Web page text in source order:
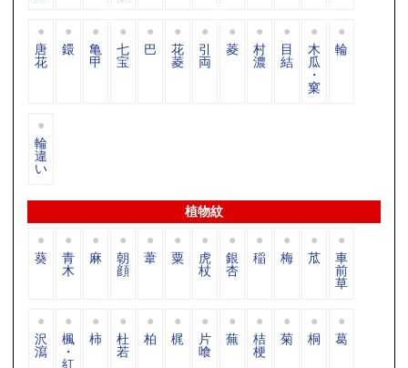
唐
花
鐶 亀
甲
七
宝
巴 花
菱
引
両
菱 村
濃
目
結
木
瓜
・
窠
輪
輪
違
い
植物紋
葵 青
木
麻 朝
顔
葦 粟 虎
杖
銀
杏
稲 梅 苽 車
前
草
沢
瀉
楓
・
紅
柿 杜
若
柏 梶 片
喰
蕪 桔
梗
菊 桐 葛